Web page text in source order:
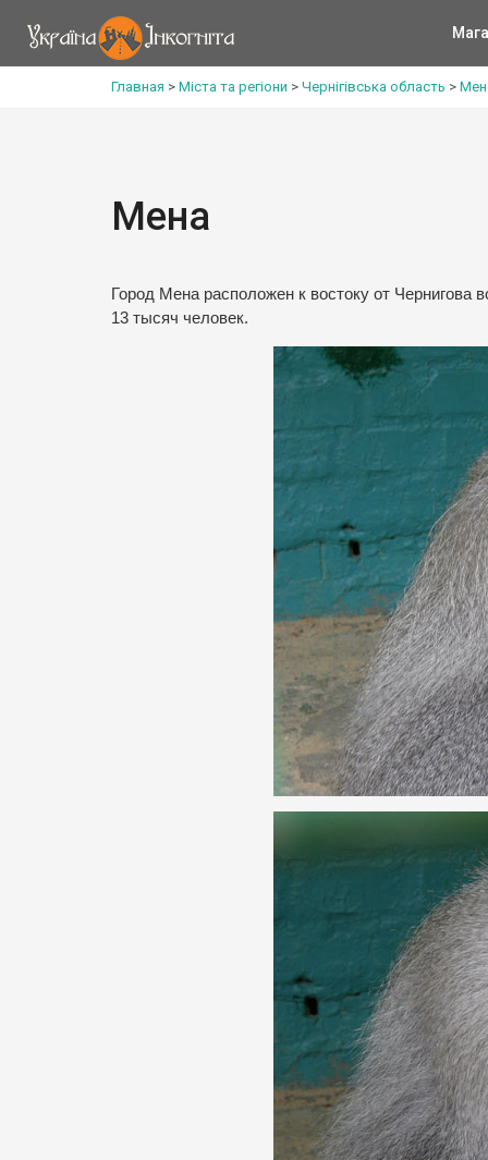
Главная > Міста та регіони > Чернігівська область >
Мена
Город Мена расположен к востоку от
13 тысяч человек.